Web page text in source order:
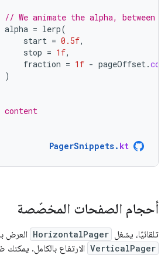
// We animate the alpha, between
alpha = lerp(
start = 0.5f,
stop = 1f,
fraction = 1f - pageOffset.
)
content
PagerSnippets. kt
أحجام الصفحات المخصّصة
تلقائيًا، يشغل HorizontalPager العرض
VerticalPager الارتفاع بالكامل. يمكنك